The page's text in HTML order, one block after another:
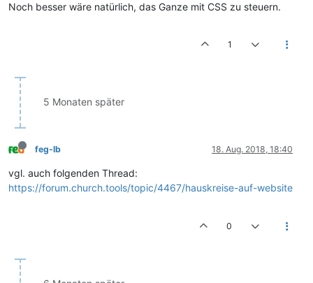
Noch besser wäre natürlich, das Ganze mit CSS zu steuern.
1
5 Monaten später
feg-lb 18. Aug. 2018, 18:40
vgl. auch folgenden Thread:
https://forum.church.tools/topic/4467/hauskreise-auf-website
0